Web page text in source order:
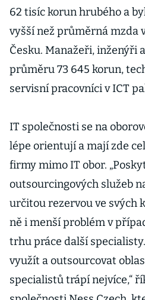
62 tisíc korun hrubého a
vyšší než průměrná mzda
Česku. Manažeři, inženýři
průměru 73 645 korun,
servisní pracovníci v ICT
IT společnosti se na
lépe orientují a mají zde
firmy mimo IT obor.
outsourcingových služeb
určitou rezervou ve svých
ně i menší problém v
trhu práce další
využít a outsourcovat
specialistů trápí nejvíce,“